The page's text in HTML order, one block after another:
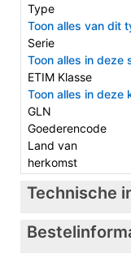
Type
Toon alles van dit
Serie
Toon alles in deze
ETIM Klasse
Toon alles in deze
GLN
Goederencode
Land van
herkomst
Technische